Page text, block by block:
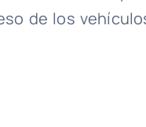
de los